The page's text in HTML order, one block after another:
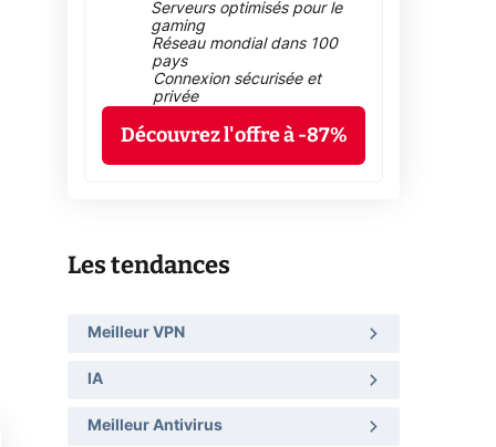
Serveurs optimisés pour le
gaming
Réseau mondial dans 100
pays
Connexion sécurisée et
privée
Découvrez l'offre à -87%
Les tendances
Meilleur VPN
IA
Meilleur Antivirus